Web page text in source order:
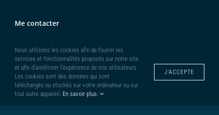
Me contacter
Nous utilisons les cookies afin de fournir les
services et fonctionnalités proposés sur notre site
et afin d’améliorer l’expérience de nos utilisateurs.
Les cookies sont des données qui sont
téléchargés ou stockés sur votre ordinateur ou sur
tout autre appareil. En savoir plus.
J'ACCEPTE